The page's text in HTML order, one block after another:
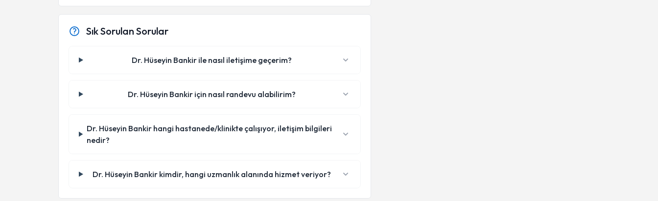
Sık Sorulan Sorular
Dr. Hüseyin Bankir ile nasıl iletişime geçerim?
Dr. Hüseyin Bankir için nasıl randevu alabilirim?
Dr. Hüseyin Bankir hangi hastanede/klinikte çalışıyor, iletişim bilgileri
nedir?
Dr. Hüseyin Bankir kimdir, hangi uzmanlık alanında hizmet veriyor?